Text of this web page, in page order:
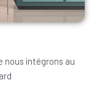
nous intégrons au